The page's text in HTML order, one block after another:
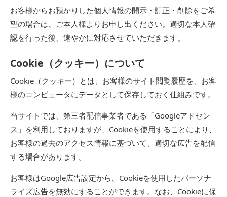
お客様からお預かりした個人情報の開示・訂正・削除をご希
望の場合は、ご本人様よりお申し出ください。適切な本人確
認を行った後、速やかに対応させていただきます。
Cookie（クッキー）について
Cookie（クッキー）とは、お客様のサイト閲覧履歴を、お客
様のコンピュータにデータとして保存しておく仕組みです。
当サイトでは、第三者配信事業者である「Googleアドセン
ス」を利用しておりますが、Cookieを使用することにより、
お客様の過去のアクセス情報に基づいて、適切な広告を配信
する場合があります。
お客様はGoogle広告設定から、Cookieを使用したパーソナ
ライズ広告を無効にすることができます。なお、Cookieに保